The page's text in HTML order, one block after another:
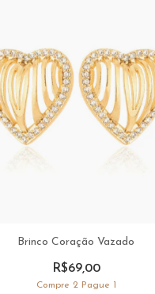
Brinco Coração Vazado
R$69,00
Compre 2 Pague 1